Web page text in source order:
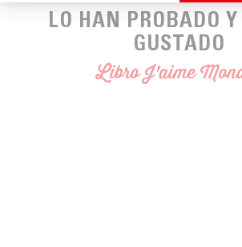
LO HAN PROBADO
GUSTADO
Libro J'aime